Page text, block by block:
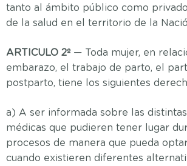
tanto al ámbito público como
de la salud en el territorio de la
ARTICULO 2º — Toda mujer, en
embarazo, el trabajo de parto, el
postparto, tiene los siguientes
a) A ser informada sobre las
médicas que pudieren tener lugar
procesos de manera que pueda
cuando existieren diferentes